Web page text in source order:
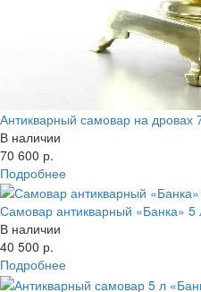
Антикварный самовар на дровах
В наличии
70 600 р.
Подробнее
Самовар антикварный «Банка» 5
В наличии
40 500 р.
Подробнее